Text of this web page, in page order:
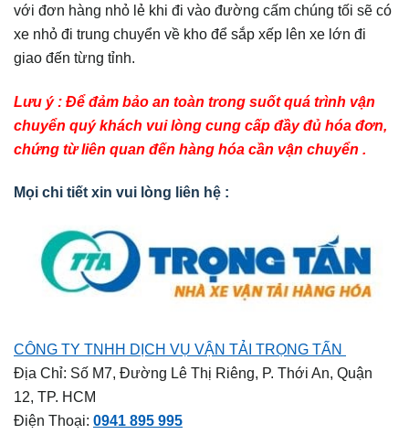
với đơn hàng nhỏ lẻ khi đi vào đường cấm chúng tối sẽ có
xe nhỏ đi trung chuyển về kho để sắp xếp lên xe lớn đi
giao đến từng tỉnh.
Lưu ý : Để đảm bảo an toàn trong suốt quá trình vận
chuyển quý khách vui lòng cung cấp đầy đủ hóa đơn,
chứng từ liên quan đến hàng hóa cần vận chuyển .
Mọi chi tiết xin vui lòng liên hệ :
CÔNG TY TNHH DỊCH VỤ VẬN TẢI TRỌNG TẤN
Địa Chỉ: Số M7, Đường Lê Thị Riêng, P. Thới An, Quận
12, TP. HCM
Điện Thoại: 0941 895 995